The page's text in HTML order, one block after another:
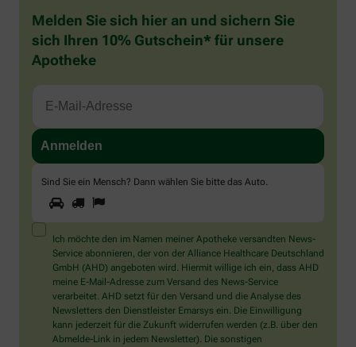
Melden Sie sich hier an und sichern Sie
sich Ihren 10% Gutschein* für unsere
Apotheke
Sind Sie ein Mensch? Dann wählen Sie bitte das Auto.
Sind
Sie
ein
Mensch?
Dann
wählen
Sie
bitte
das
Auto.
1 2
Ich möchte den im Namen meiner Apotheke versandten News-
Service abonnieren, der von der Alliance Healthcare Deutschland
GmbH (AHD) angeboten wird. Hiermit willige ich ein, dass AHD
meine E-Mail-Adresse zum Versand des News-Service
verarbeitet. AHD setzt für den Versand und die Analyse des
Newsletters den Dienstleister Emarsys ein. Die Einwilligung
kann jederzeit für die Zukunft widerrufen werden (z.B. über den
Abmelde-Link in jedem Newsletter). Die sonstigen